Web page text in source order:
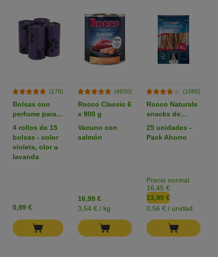
(178)
Bolsas con
perfume para
heces
4 rollos de 15
bolsas - color
violeta, olor a
lavanda
0,99 €
(4650)
Rocco Classic 6
x 800 g
Vacuno con
salmón
16,99 €
3,54 € / kg
(1066)
Rocco Naturals
snacks de
nervio de buey
para perros
25 unidades -
Pack Ahorro
Precio normal
16,45 €
13,99 €
0,56 € / unidad